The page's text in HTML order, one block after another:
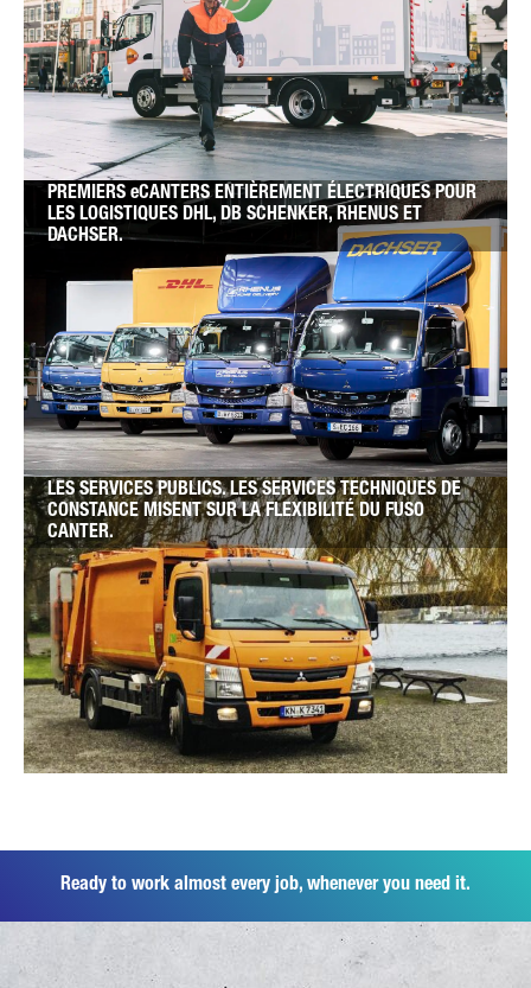
PREMIERS eCANTERS ENTIÈREMENT ÉLECTRIQUES POUR
LES LOGISTIQUES DHL, DB SCHENKER, RHENUS ET
DACHSER.
LES SERVICES PUBLICS. LES SERVICES TECHNIQUES DE
CONSTANCE MISENT SUR LA FLEXIBILITÉ DU FUSO
CANTER.
Ready to work almost every job, whenever you need it.